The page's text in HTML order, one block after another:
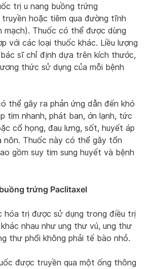
trị u nang buồng trứng
hoặc tiêm qua đường tĩnh
mạch). Thuốc có thể được dùng
với các loại thuốc khác. Liều lượng
sĩ chỉ định dựa trên kích thước,
thức sử dụng của mỗi bệnh
thể gây ra phản ứng dẫn đến khó
tim nhanh, phát ban, ớn lạnh, tức
cổ họng, đau lưng, sốt, huyết áp
nôn. Thuốc này có thể gây tổn
gồm suy tim sung huyết và bệnh
trứng Paclitaxel
hóa trị được sử dụng trong điều trị
nhau như ung thư vú, ung thư
thư phổi không phải tế bào nhỏ.
được truyền qua một ống thông